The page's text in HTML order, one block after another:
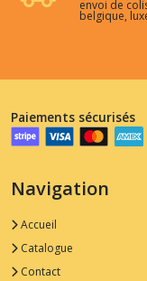
envoi de
belgique,
Paiements sécurisés
Navigation
Accueil
Catalogue
Contact